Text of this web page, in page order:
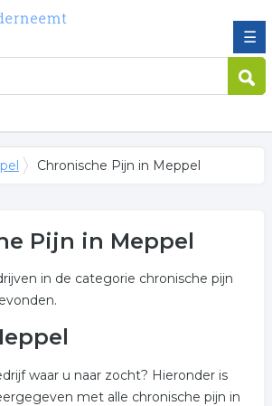
☰
Chronische Pijn in Meppel
Pijn in Meppel
in de categorie chronische pijn
waar u naar zocht? Hieronder is
met alle chronische pijn in